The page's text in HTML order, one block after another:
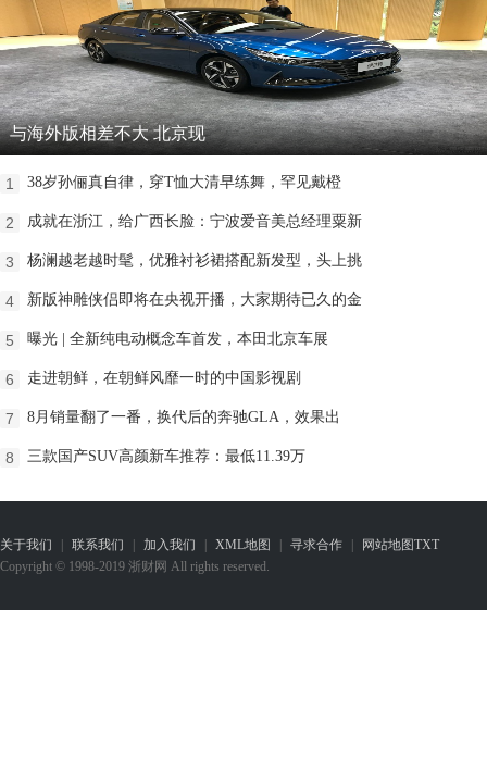
与海外版相差不大 北京现
1 38岁孙俪真自律，穿T恤大清早练舞，罕见戴橙
2 成就在浙江，给广西长脸：宁波爱音美总经理粟新
3 杨澜越老越时髦，优雅衬衫裙搭配新发型，头上挑
4 新版神雕侠侣即将在央视开播，大家期待已久的金
5 曝光 | 全新纯电动概念车首发，本田北京车展
6 走进朝鲜，在朝鲜风靡一时的中国影视剧
7 8月销量翻了一番，换代后的奔驰GLA，效果出
8 三款国产SUV高颜新车推荐：最低11.39万
关于我们 联系我们 加入我们 XML地图 寻求合作 网站地图TXT
Copyright © 1998-2019 浙财网 All rights reserved.